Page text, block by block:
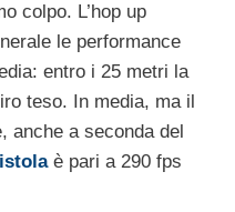
colpo. L’hop up
le performance
entro i 25 metri la
teso. In media, ma il
anche a seconda del
è pari a 290 fps